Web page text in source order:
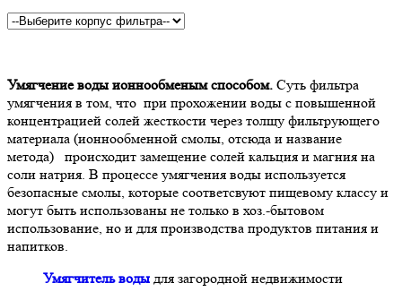
Умягчение воды ионнообменым способом. Суть фильтра
умягчения в том, что при прохожении воды с повышенной
концентрацией солей жесткости через толщу фильтрующего
материала (ионнообменной смолы, отсюда и название
метода) происходит замещение солей кальция и магния на
соли натрия. В процессе умягчения воды используется
безопасные смолы, которые соответсвуют пищевому классу и
могут быть использованы не только в хоз.-бытовом
использование, но и для производства продуктов питания и
напитков.
Умягчитель воды для загородной недвижимости